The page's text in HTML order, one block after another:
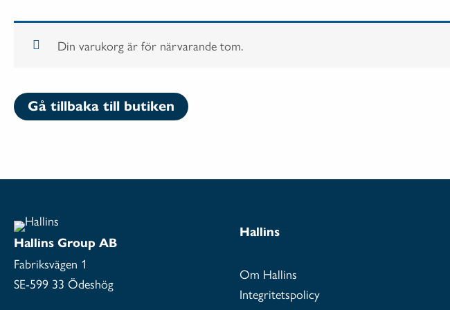
Din varukorg är för närvarande tom.
Gå tillbaka till butiken
Hallins Group AB
Fabriksvägen 1
SE-599 33 Ödeshög
Hallins
Om Hallins
Integritetspolicy